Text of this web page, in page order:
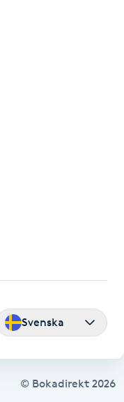
Svenska
© Bokadirekt 2026